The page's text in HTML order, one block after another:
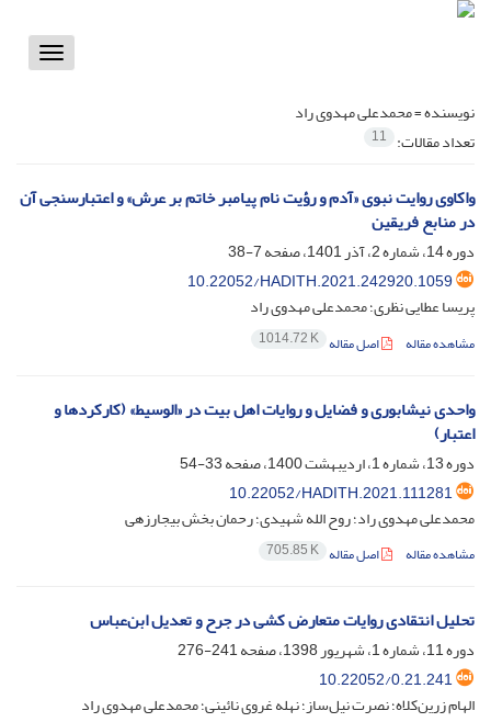
Toggle
نویسنده =محمدعلی مهدوی راد
تعداد مقالات: 11
واکاوی روایت نبوی «آدم و رؤیت نام پیامبر خاتم بر عرش» و اعتبارسنجی آن
در منابع فریقین
دوره 14، شماره 2، آذر 1401، صفحه
7-38
10.22052/HADITH.2021.242920.1059
پریسا عطایی نظری؛ محمدعلی مهدوی راد
مشاهده مقاله اصل مقاله 1014.72 K
واحدی نیشابوری و فضایل و روایات اهل بیت در «الوسیط» (کارکردها و
اعتبار)
دوره 13، شماره 1، اردیبهشت 1400، صفحه
33-54
10.22052/HADITH.2021.111281
محمدعلی مهدوی راد؛ روح الله شهیدی؛ رحمان بخش بیجارزهی
مشاهده مقاله اصل مقاله 705.85 K
تحلیل انتقادی روایات متعارض کشی در جرح و تعدیل ابن‌عباس
دوره 11، شماره 1، شهریور 1398، صفحه
241-276
10.22052/0.21.241
الهام زرین‌کلاه؛ نصرت نیل‌ساز؛ نهله غروی نائینی؛ محمدعلی مهدوی راد